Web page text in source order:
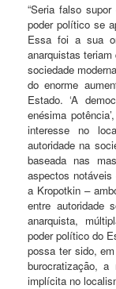
“Seria falso
poder político se
Essa foi a sua
anarquistas
sociedade
do enorme
Estado. ‘A
enésima
interesse no
autoridade na
baseada nas
aspectos
a Kropotkin –
entre autoridade
anarquista,
poder político do
possa ter sido,
burocratização, a
implícita no